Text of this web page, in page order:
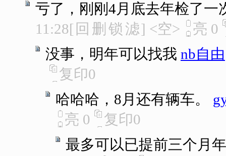
亏了，刚刚4月底去年检了一
11:28[ 回 删 锁 滤] <空> 亮 0
没事，明年可以找我 nb自由
复印0
哈哈哈，8月还有辆车。
亮 0 复印0
最多可以已提前三个月